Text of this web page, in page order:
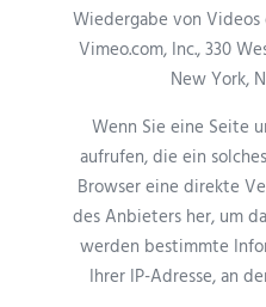
Wiedergabe von
Vimeo.com, Inc., 330
New York,
Wenn Sie eine Seite
aufrufen, die ein
Browser eine direkte
des Anbieters her, um
werden bestimmte
Ihrer IP-Adresse, an